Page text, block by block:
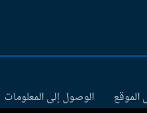
الموقع الوصول إلى المعلومات